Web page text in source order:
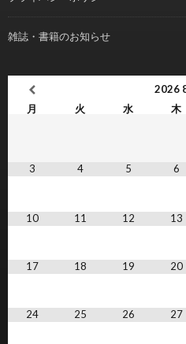
雑誌・書籍のお知らせ
2026
月
火 水 木
3 4 5 6
10 11 12 13
17 18 19 20
24 25 26 27